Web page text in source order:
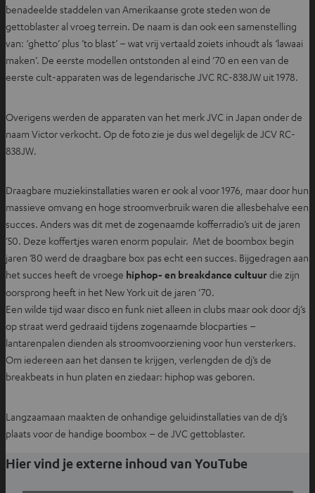
benadeelde staddelen van Amerikaanse grote steden won de
gettoblaster al vroeg terrein. De naam is dan ook een samenstelling
van: ‘ghetto’ plus ’to blast’ – wat vrij vertaald zoiets inhoudt als ‘lawaai
maken’. De eerste modellen ontstonden al eind ’70 en een van de
eerste cult-apparaten was de legendarische JVC RC-838JW uit 1978.
Overigens werden de apparaten van het merk JVC in Japan onder de
naam Victor verkocht. Op de foto zie je dus wel degelijk de JCV RC-
838JW.
Draagbare muziekinstallaties waren er ook al voor 1976, maar door hun
massieve omvang en hoge stroomverbruik waren die allesbehalve een
succes. Anders was dit met de zogenaamde kofferradio’s uit de jaren
’50. Deze koffertjes waren enorm populair. Met de boombox begin
jaren ’80 werd de draagbare box pas echt een succes. Bijgedragen aan
het succes heeft de vroege hiphop- en breakdance cultuurdie zijn
oorsprong heeft in het New York uit de jaren ’70.
Een wilde tijd waar disco en funk niet alleen in clubs maar ook door dj’s
op straat werd gedraaid tijdens zogenaamde blocparties –
lantarenpalen dienden als stroomvoorziening voor hun versterkers.
Om iedereen aan het dansen te krijgen, verlengden de dj’s de
breakbeats in hun platen en ziedaar: hiphop was geboren.
Langzaamaan maakten de onhandige geluidinstallaties van de dj’s
plaats voor de handige boombox – de JVC gettoblaster.
Hier vind je externe inhoud van YouTube